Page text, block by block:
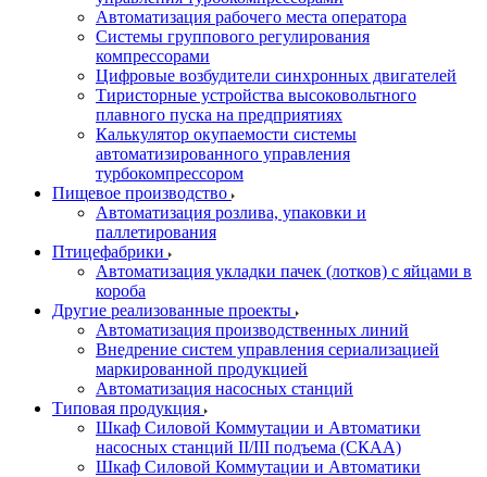
Автоматизация рабочего места оператора
Системы группового регулирования
компрессорами
Цифровые возбудители синхронных двигателей
Тиристорные устройства высоковольтного
плавного пуска на предприятиях
Калькулятор окупаемости системы
автоматизированного управления
турбокомпрессором
Пищевое производство
Автоматизация розлива, упаковки и
паллетирования
Птицефабрики
Автоматизация укладки пачек (лотков) с яйцами в
короба
Другие реализованные проекты
Автоматизация производственных линий
Внедрение систем управления сериализацией
маркированной продукцией
Автоматизация насосных станций
Типовая продукция
Шкаф Силовой Коммутации и Автоматики
насосных станций II/III подъема (СКАА)
Шкаф Силовой Коммутации и Автоматики